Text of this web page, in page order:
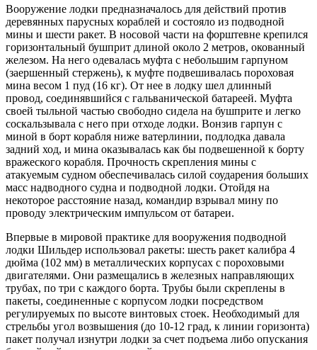
Вооружение лодки предназначалось для действий против
деревянных парусных кораблей и состояло из подводной
мины и шести ракет. В носовой части на форштевне крепился
горизонтальный бушприт длиной около 2 метров, окованный
железом. На него одевалась муфта с небольшим гарпуном
(заершенный стержень), к муфте подвешивалась пороховая
мина весом 1 пуд (16 кг). От нее в лодку шел длинный
провод, соединявшийся с гальванической батареей. Муфта
своей тыльной частью свободно сидела на бушприте и легко
соскальзывала с него при отходе лодки. Вонзив гарпун с
миной в борт корабля ниже ватерлинии, подлодка давала
задний ход, и мина оказывалась как бы подвешенной к борту
вражеского корабля. Прочность скрепления мины с
атакуемым судном обеспечивалась силой соударения больших
масс надводного судна и подводной лодки. Отойдя на
некоторое расстояние назад, командир взрывал мину по
проводу электрическим импульсом от батареи.
Впервые в мировой практике для вооружения подводной
лодки Шильдер использовал ракеты: шесть ракет калибра 4
дюйма (102 мм) в металлических корпусах с пороховыми
двигателями. Они размещались в железных направляющих
трубах, по три с каждого борта. Трубы были скреплены в
пакеты, соединенные с корпусом лодки посредством
регулируемых по высоте винтовых стоек. Необходимый для
стрельбы угол возвышения (до 10-12 град, к линии горизонта)
пакет получал изнутри лодки за счет подъема либо опускания